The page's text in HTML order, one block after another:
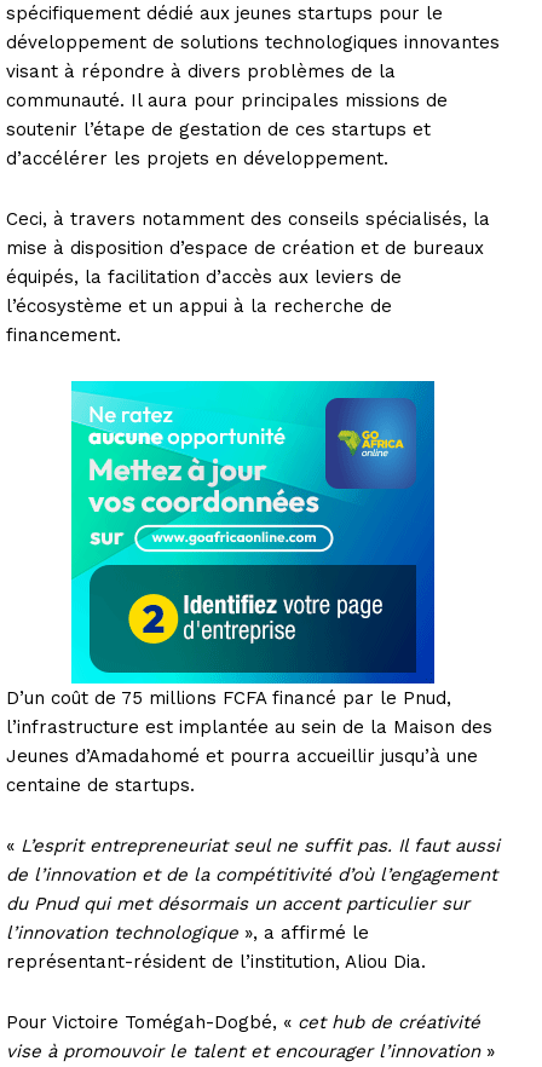
spécifiquement dédié aux jeunes startups pour le
développement de solutions technologiques innovantes
visant à répondre à divers problèmes de la
communauté. Il aura pour principales missions de
soutenir l’étape de gestation de ces startups et
d’accélérer les projets en développement.
Ceci, à travers notamment des conseils spécialisés, la
mise à disposition d’espace de création et de bureaux
équipés, la facilitation d’accès aux leviers de
l’écosystème et un appui à la recherche de
financement.
D’un coût de 75 millions FCFA financé par le Pnud,
l’infrastructure est implantée au sein de la Maison des
Jeunes d’Amadahomé et pourra accueillir jusqu’à une
centaine de startups.
« L’esprit entrepreneuriat seul ne suffit pas. Il faut aussi
de l’innovation et de la compétitivité d’où l’engagement
du Pnud qui met désormais un accent particulier sur
l’innovation technologique », a affirmé le
représentant-résident de l’institution, Aliou Dia.
Pour Victoire Tomégah-Dogbé, « cet hub de créativité
vise à promouvoir le talent et encourager l’innovation»